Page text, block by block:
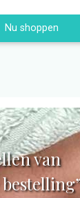
Nu shoppen
van